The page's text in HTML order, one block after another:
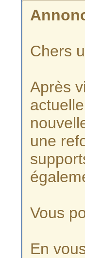
Chers
Après
une
Vous
En